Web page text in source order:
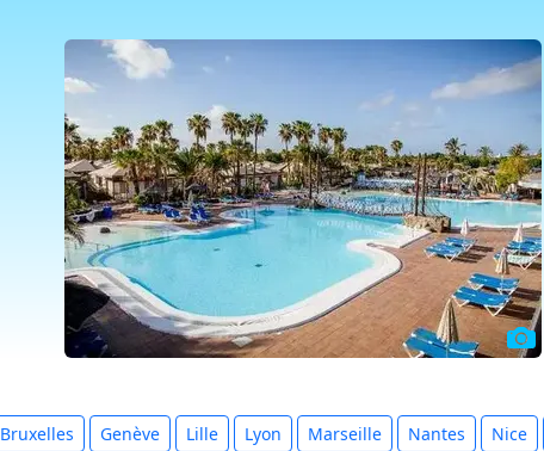
Bruxelles Genève Lille Lyon Marseille Nantes Nice